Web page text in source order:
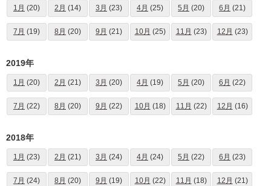
1月 (20) 2月 (14) 3月 (23) 4月 (25) 5月 (20) 6月 (21)
7月 (19) 8月 (20) 9月 (21) 10月 (25) 11月 (23) 12月 (23)
2019年
1月 (20) 2月 (21) 3月 (20) 4月 (19) 5月 (20) 6月 (22)
7月 (22) 8月 (20) 9月 (22) 10月 (18) 11月 (22) 12月 (16)
2018年
1月 (23) 2月 (21) 3月 (24) 4月 (24) 5月 (22) 6月 (23)
7月 (24) 8月 (20) 9月 (19) 10月 (22) 11月 (18) 12月 (21)